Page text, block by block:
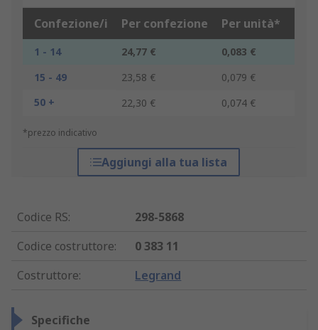
Confezione/i Per confezione Per unità*
1 - 14 24,77 €
0,083 €
15 - 49
23,58 €
0,079 €
50 +
22,30 € 0,074 €
*prezzo indicativo
Aggiungi alla tua lista
Codice RS:
298-5868
Codice costruttore:
0 383 11
Costruttore: Legrand
Specifiche